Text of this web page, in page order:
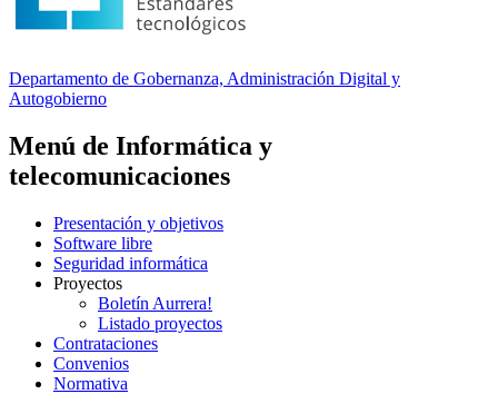
Departamento de Gobernanza, Administración Digital y
Autogobierno
Menú de Informática y
telecomunicaciones
Presentación y objetivos
Software libre
Seguridad informática
Proyectos
Boletín Aurrera!
Listado proyectos
Contrataciones
Convenios
Normativa